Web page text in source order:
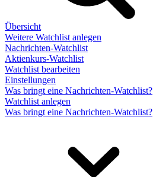
Übersicht
Weitere Watchlist anlegen
Nachrichten-Watchlist
Aktienkurs-Watchlist
Watchlist bearbeiten
Einstellungen
Was bringt eine Nachrichten-Watchlist?
Watchlist anlegen
Was bringt eine Nachrichten-Watchlist?